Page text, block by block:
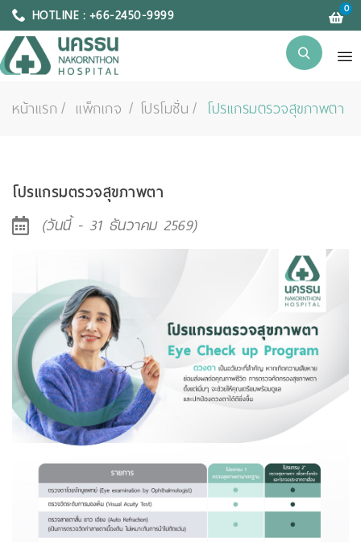
HOTLINE : +66-2450-9999 0
หน้าแรก แพ็กเกจ / โปรโมชั่น โปรแกรมตรวจสุขภาพตา
โปรแกรมตรวจสุขภาพตา
(วันนี้ - 31 ธันวาคม 2569)